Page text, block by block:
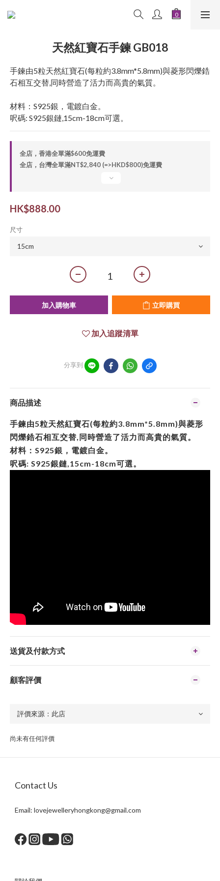
天然紅寶石手鍊 GB018
手鍊由5粒天然紅寶石(每粒約3.8mm*5.8mm)與菱形閃爍鋯
石相互交替,同時營造了活力而高貴的氣質。
材料：S925銀，電鍍白金。
呎碼: S925銀鏈,15cm-18cm可選。
全店，香港全單滿$600免運費
全店，台灣全單滿NT$2,840 (=>HKD$800)免運費
HK$888.00
尺寸
加入購物車 立即購買
加入追蹤清單
分享到
商品描述
手鍊由5粒天然紅寶石(每粒約3.8mm*5.8mm)與菱形
閃爍鋯石相互交替,同時營造了活力而高貴的氣質。
材料：S925銀，電鍍白金。
呎碼: S925銀鏈,15cm-18cm可選。
送貨及付款方式
顧客評價
尚未有任何評價
Contact Us
Email: lovejewelleryhongkong@gmail.com